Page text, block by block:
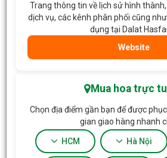
Trang thông tin về lịch sử hình
dịch vụ, các kênh phân phối cũng
dụng tại Dalat
Website
Mua hoa trực
Chọn địa điểm gần bạn để được
gian giao hàng nhanh
HCM Hà Nội